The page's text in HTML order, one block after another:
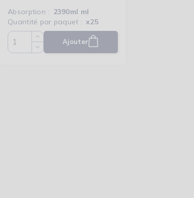
Absorption : 2390ml ml
Quantité par paquet : x25
QuantitéAjouter